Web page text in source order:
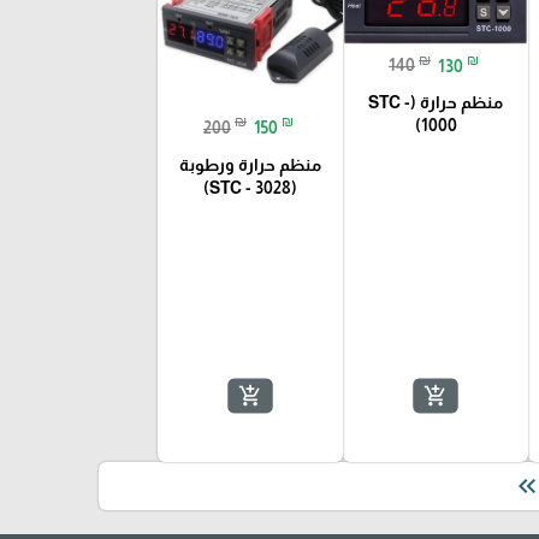
140 ₪ 130 ₪
منظم حرارة (STC -
1000)
add_shopping_cart
200 ₪ 150 ₪
منظم حرارة ورطوبة
(STC - 3028)
add_shopping_cart
keyboard_double_arrow_left